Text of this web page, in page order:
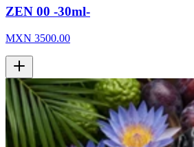
ZEN 00 -30ml-
MXN 3500.00